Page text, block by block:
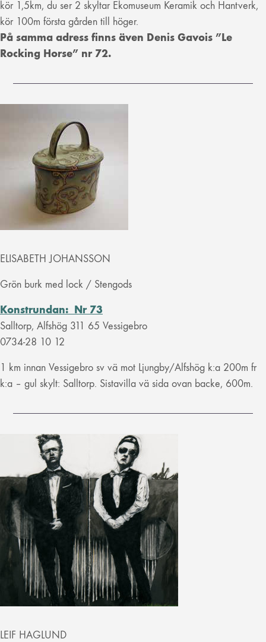
kör 1,5km, du ser 2 skyltar Ekomuseum Keramik och Hantverk,
kör 100m första gården till höger.
På samma adress finns även Denis Gavois ”Le
Rocking Horse” nr 72.
ELISABETH JOHANSSON
Grön burk med lock / Stengods
Konstrundan: Nr 73
Salltorp, Alfshög 311 65 Vessigebro
0734-28 10 12
1 km innan Vessigebro sv vä mot Ljungby/Alfshög k:a 200m fr
k:a – gul skylt: Salltorp. Sistavilla vä sida ovan backe, 600m.
LEIF HAGLUND